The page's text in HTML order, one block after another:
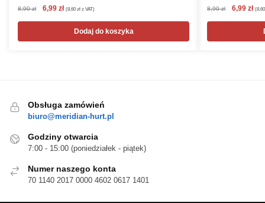
8,90zł
Pierwotna
8,90 zł.
6,99 złAktualna
wynosi:
6,99 zł.
(8,60 zł z VAT)
Dodaj do koszyka
8,90zł
Pierwotna
8,90 zł.
6,99 zł (
Obsługa zamówień
biuro@meridian-hurt.pl
Godziny otwarcia
7:00 - 15:00 (poniedziałek - piątek)
Numer naszego konta
70 1140 2017 0000 4602 0617 1401